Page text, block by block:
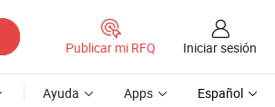
Publicar mi RFQ Iniciar sesión
Ayuda Apps Español